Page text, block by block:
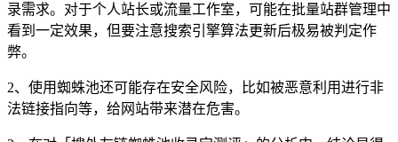
录需求。对于个人站长或流量工作室，可能在批量站群管理中
看到一定效果，但要注意搜索引擎算法更新后极易被判定作
弊。
2、使用蜘蛛池还可能存在安全风险，比如被恶意利用进行非
法链接指向等，给网站带来潜在危害。